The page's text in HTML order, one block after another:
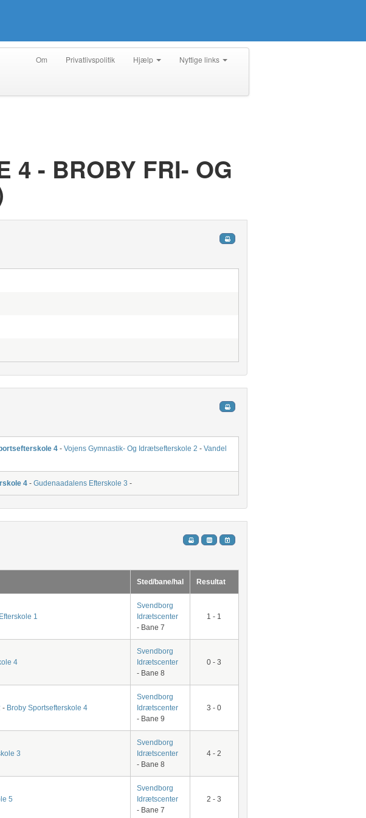
Om Privatlivspolitik Hjælp Nyttige links
4 - BROBY FRI- OG
4 - Vojens Gymnastik- Og Idrætsefterskole 2 - Vandel
4 - Gudenaadalens Efterskole 3 -
Sted/bane/hal Resultat
1
Svendborg
Idrætscenter
- Bane 7
1 - 1
4
Svendborg
Idrætscenter
- Bane 8
0 - 3
- Broby Sportsefterskole 4
Svendborg
Idrætscenter
- Bane 9
3 - 0
3
Svendborg
Idrætscenter
- Bane 8
4 - 2
5
Svendborg
Idrætscenter
- Bane 7
2 - 3